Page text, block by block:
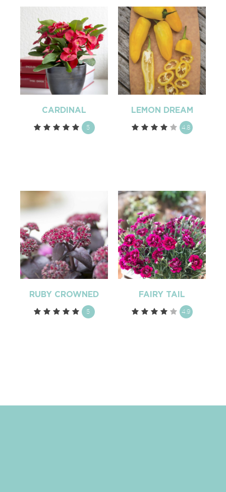
CARDINAL
5
LEMON DREAM
4.8
RUBY CROWNED
5
FAIRY TAIL
4.9